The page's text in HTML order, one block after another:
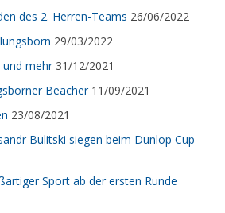
des 2. Herren-Teams 26/06/2022
29/03/2022
und mehr 31/12/2021
Beacher 11/09/2021
23/08/2021
Bulitski siegen beim Dunlop Cup
Sport ab der ersten Runde